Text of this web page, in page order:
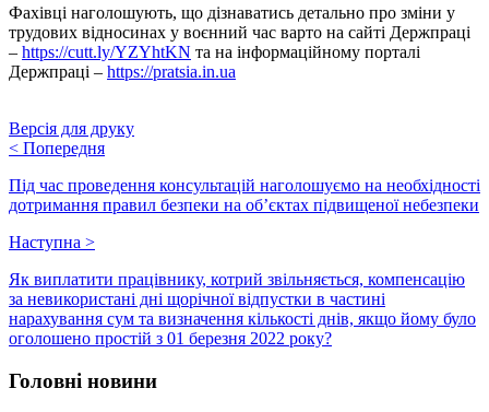
Фахівці наголошують, що дізнаватись детально про зміни у
трудових відносинах у воєнний час варто на сайті Держпраці
– https://cutt.ly/YZYhtKN та на інформаційному порталі
Держпраці – https://pratsia.in.ua
Версія для друку
< Попередня
Під час проведення консультацій наголошуємо на необхідності
дотримання правил безпеки на об’єктах підвищеної небезпеки
Наступна >
Як виплатити працівнику, котрий звільняється, компенсацію
за невикористані дні щорічної відпустки в частині
нарахування сум та визначення кількості днів, якщо йому було
оголошено простій з 01 березня 2022 року?
Головні новини